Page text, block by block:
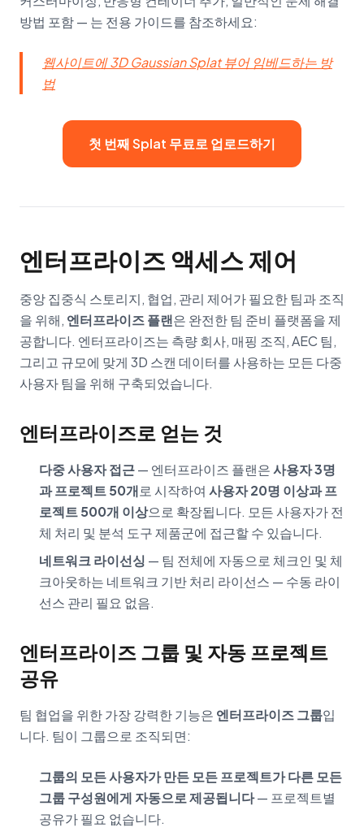
방법 포함 — 는 전용 가이드를 참조하세요:
웹사이트에 3D Gaussian Splat 뷰어 임베드하는 방
법
첫 번째 Splat 무료로 업로드하기
엔터프라이즈 액세스 제어
중앙 집중식 스토리지, 협업, 관리 제어가 필요한 팀과 조직
을 위해, 엔터프라이즈 플랜은 완전한 팀 준비 플랫폼을 제
공합니다. 엔터프라이즈는 측량 회사, 매핑 조직, AEC 팀,
그리고 규모에 맞게 3D 스캔 데이터를 사용하는 모든 다중
사용자 팀을 위해 구축되었습니다.
엔터프라이즈로 얻는 것
다중 사용자 접근— 엔터프라이즈 플랜은사용자 3명
과 프로젝트 50개로 시작하여 사용자 20명 이상과 프
로젝트 500개 이상으로 확장됩니다. 모든 사용자가 전
체 처리 및 분석 도구 제품군에 접근할 수 있습니다.
네트워크 라이선싱 — 팀 전체에 자동으로 체크인 및 체
크아웃하는 네트워크 기반 처리 라이선스 — 수동 라이
선스 관리 필요 없음.
엔터프라이즈 그룹 및 자동 프로젝트
공유
팀 협업을 위한 가장 강력한 기능은 엔터프라이즈 그룹입
니다. 팀이 그룹으로 조직되면:
그룹의 모든 사용자가 만든 모든 프로젝트가 다른 모든
그룹 구성원에게 자동으로 제공됩니다— 프로젝트별
공유가 필요 없습니다.